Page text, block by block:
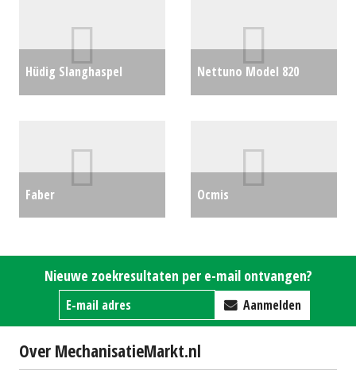
Hüdig Slanghaspel
Nettuno Model 820
Faber
Gigant 125-680 motor
(ZND) #28075
€0
Ocmis
VR5 (HA) #30684
€0
Nieuwe zoekresultaten per e-mail ontvangen?
Aanmelden
Over MechanisatieMarkt.nl